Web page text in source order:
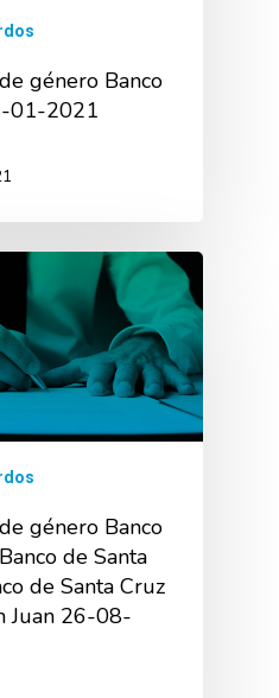
género Banco
01-2021
género Banco
de Santa
de Santa Cruz
Juan 26-08-